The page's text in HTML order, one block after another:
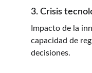
3. Crisis
Impacto de la
capacidad de
decisiones.